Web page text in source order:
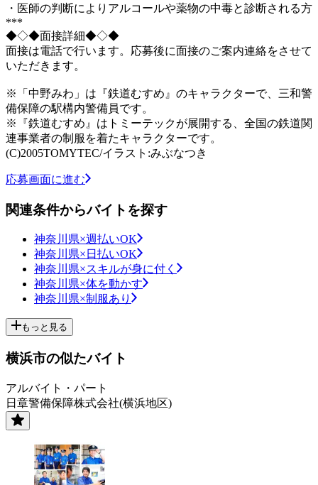
・医師の判断によりアルコールや薬物の中毒と診断される方
***
◆◇◆面接詳細◆◇◆
面接は電話で行います。応募後に面接のご案内連絡をさせて
いただきます。
※「中野みわ」は『鉄道むすめ』のキャラクターで、三和警
備保障の駅構内警備員です。
※『鉄道むすめ』はトミーテックが展開する、全国の鉄道関
連事業者の制服を着たキャラクターです。
(C)2005TOMYTEC/イラスト:みぶなつき
応募画面に進む
関連条件からバイトを探す
神奈川県×週払いOK
神奈川県×日払いOK
神奈川県×スキルが身に付く
神奈川県×体を動かす
神奈川県×制服あり
もっと見る
横浜市の似たバイト
アルバイト・パート
日章警備保障株式会社(横浜地区)